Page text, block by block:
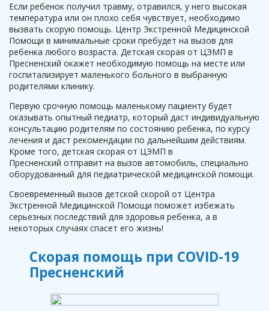
Если ребенок получил травму, отравился, у него высокая
температура или он плохо себя чувствует, необходимо
вызвать скорую помощь. Центр Экстренной Медицинской
Помощи в минимальные сроки пребудет на вызов для
ребенка любого возраста. Детская скорая от ЦЭМП в
Пресненский окажет необходимую помощь на месте или
госпитализирует маленького больного в выбранную
родителями клинику.
Первую срочную помощь маленькому пациенту будет
оказывать опытный педиатр, который даст индивидуальную
консультацию родителям по состоянию ребенка, по курсу
лечения и даст рекомендации по дальнейшим действиям.
Кроме того, детская скорая от ЦЭМП в
Пресненский отправит на вызов автомобиль, специально
оборудованный для педиатрической медицинской помощи.
Своевременный вызов детской скорой от Центра
Экстренной Медицинской Помощи поможет избежать
серьезных последствий для здоровья ребенка, а в
некоторых случаях спасет его жизнь!
Скорая помощь при COVID-19
Пресненский